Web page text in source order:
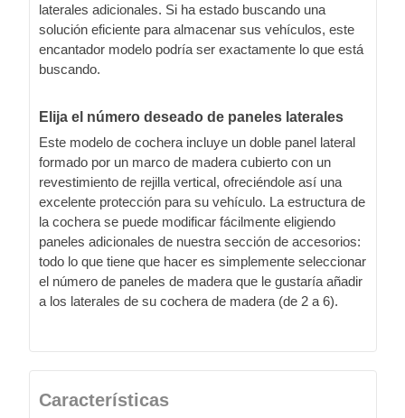
laterales adicionales. Si ha estado buscando una
solución eficiente para almacenar sus vehículos, este
encantador modelo podría ser exactamente lo que está
buscando.
Elija el número deseado de paneles laterales
Este modelo de cochera incluye un doble panel lateral
formado por un marco de madera cubierto con un
revestimiento de rejilla vertical, ofreciéndole así una
excelente protección para su vehículo. La estructura de
la cochera se puede modificar fácilmente eligiendo
paneles adicionales de nuestra sección de accesorios:
todo lo que tiene que hacer es simplemente seleccionar
el número de paneles de madera que le gustaría añadir
a los laterales de su cochera de madera (de 2 a 6).
Características